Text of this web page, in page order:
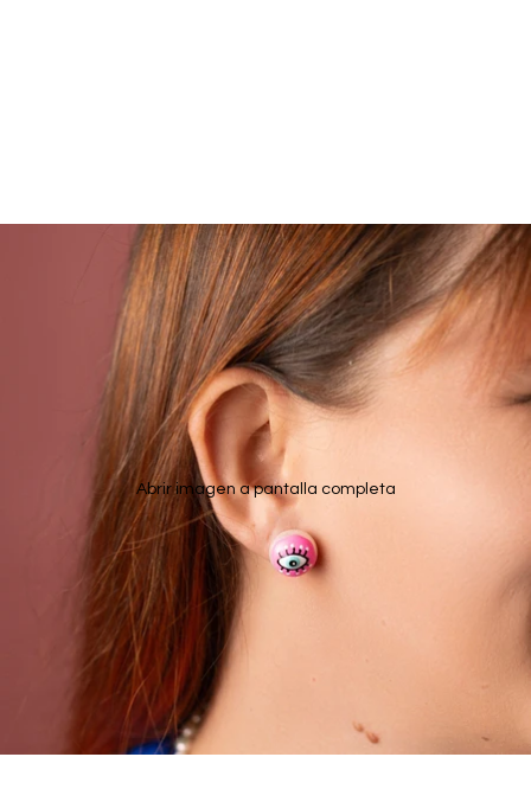
Abrir imagen a pantalla completa